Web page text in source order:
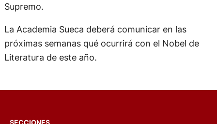
Supremo.
La Academia Sueca deberá comunicar en las
próximas semanas qué ocurrirá con el Nobel de
Literatura de este año.